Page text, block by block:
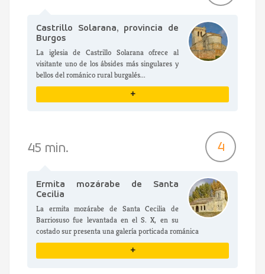
Castrillo Solarana, provincia de
Burgos
La iglesia de Castrillo Solarana ofrece al
visitante uno de los ábsides más singulares y
bellos del románico rural burgalés...
+
45 min. 4
Ermita mozárabe de Santa
Cecilia
La ermita mozárabe de Santa Cecilia de
Barriosuso fue levantada en el S. X, en su
costado sur presenta una galería porticada románica
+